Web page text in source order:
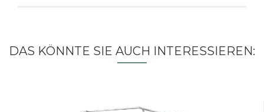
DAS KÖNNTE SIE AUCH INTERESSIEREN: